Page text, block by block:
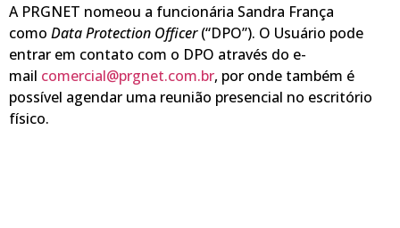
A PRGNET nomeou a funcionária Sandra França
como Data Protection Officer(“DPO”). O Usuário pode
entrar em contato com o DPO através do e-
mail comercial@prgnet.com.br, por onde também é
possível agendar uma reunião presencial no escritório
físico.